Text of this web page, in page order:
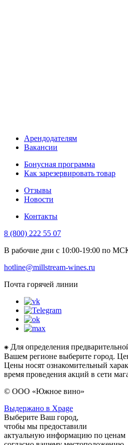
Арендодателям
Вакансии
Бонусная программа
Как зарезервировать товар
Отзывы
Новости
Контакты
8 (800) 222 55 07
В рабочие дни с 10:00-19:00 по
hotline@millstream-wines.ru
Почта горячей линии
⁕ Для определения
Вашем регионе выберите город.
Цены носят ознакомительный
время проведения акций в сети
© ООО «Южное вино»
Выдержано в Xpage
Выберите Ваш город,
чтобы мы предоставили
актуальную информацию по ценам